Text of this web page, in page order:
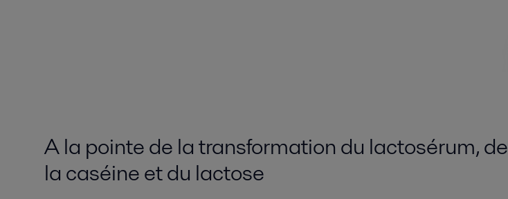
A la pointe de la transformation du lactosérum, de
la caséine et du lactose